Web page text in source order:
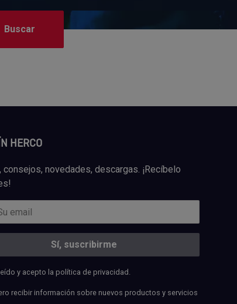
HERCO
consejos, novedades, descargas. ¡Recíbelo
y acepto la política de privacidad.
recibir información sobre nuevos productos y servicios